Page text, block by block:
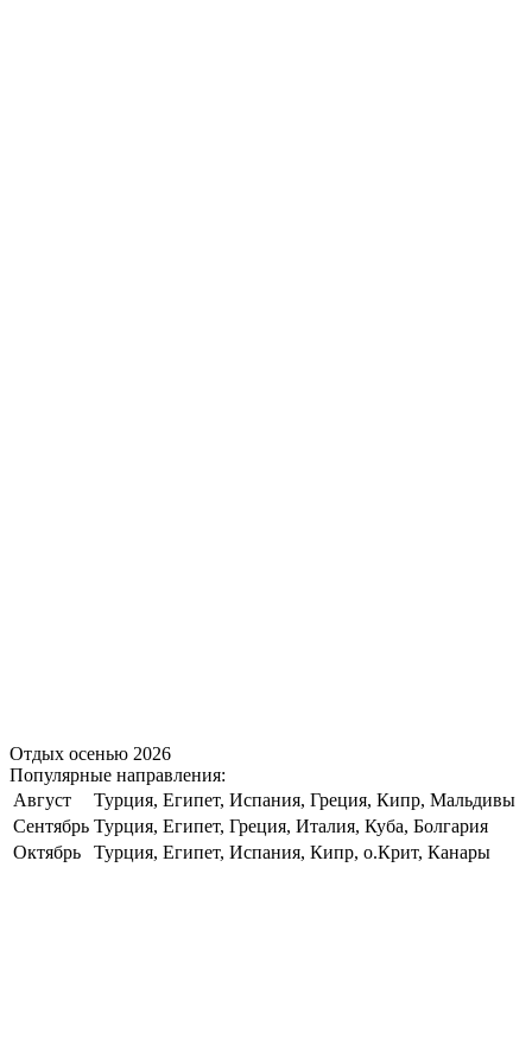
Отдых осенью 2026
Популярные направления:
Август
Турция, Египет, Испания, Греция, Кипр, Мальдивы
Сентябрь Турция, Египет, Греция, Италия, Куба, Болгария
Октябрь
Турция, Египет, Испания, Кипр, о.Крит, Канары